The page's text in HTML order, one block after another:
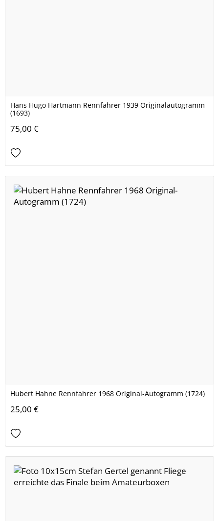
Hans Hugo Hartmann Rennfahrer 1939 Originalautogramm
(1693)
75,00 €
Hubert Hahne Rennfahrer 1968 Original-Autogramm (1724)
25,00 €